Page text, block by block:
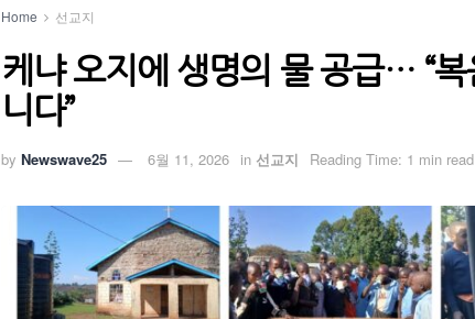
Home 선교지
케냐 오지에 생명의 물 공급… “
니다”
by Newswave25 6월 11, 2026 in 선교지 Reading Time: 1 min read